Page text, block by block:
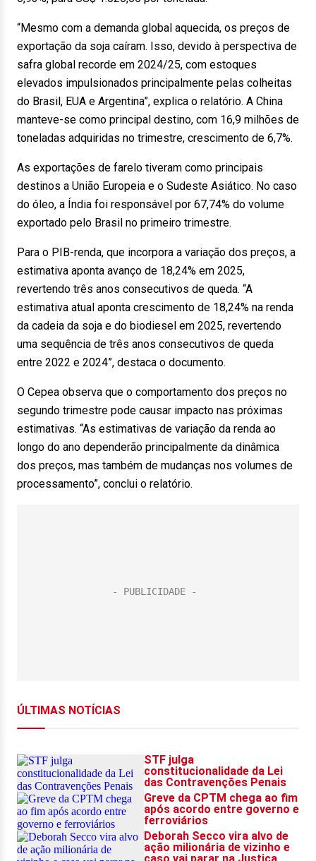
“Mesmo com a demanda global aquecida, os preços de
exportação da soja caíram. Isso, devido à perspectiva de
safra global recorde em 2024/25, com estoques
elevados impulsionados principalmente pelas colheitas
do Brasil, EUA e Argentina”, explica o relatório. A China
manteve-se como principal destino, com 16,9 milhões de
toneladas adquiridas no trimestre, crescimento de 6,7%.
As exportações de farelo tiveram como principais
destinos a União Europeia e o Sudeste Asiático. No caso
do óleo, a Índia foi responsável por 67,74% do volume
exportado pelo Brasil no primeiro trimestre.
Para o PIB-renda, que incorpora a variação dos preços, a
estimativa aponta avanço de 18,24% em 2025,
revertendo três anos consecutivos de queda. “A
estimativa atual aponta crescimento de 18,24% na renda
da cadeia da soja e do biodiesel em 2025, revertendo
uma sequência de três anos consecutivos de queda
entre 2022 e 2024”, destaca o documento.
O Cepea observa que o comportamento dos preços no
segundo trimestre pode causar impacto nas próximas
estimativas. “As estimativas de variação da renda ao
longo do ano dependerão principalmente da dinâmica
dos preços, mas também de mudanças nos volumes de
processamento”, conclui o relatório.